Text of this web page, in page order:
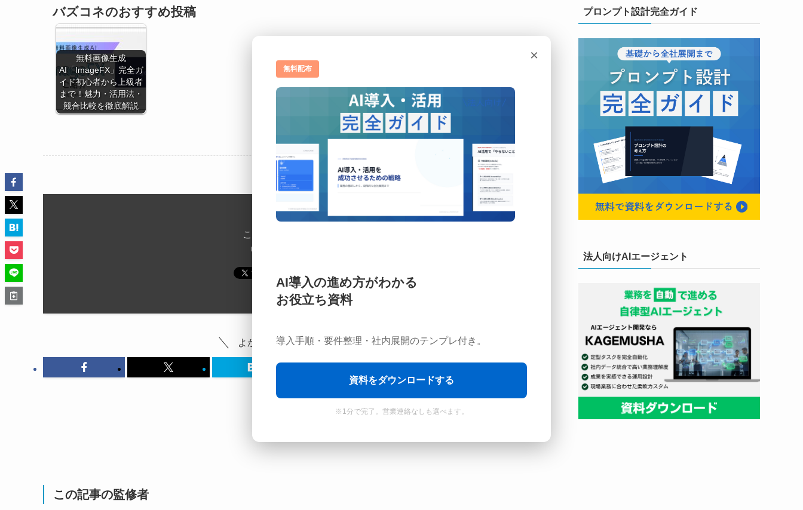
バズコネのおすすめ投稿
無料画像生成
AI「ImageFX」完全ガ
イド初心者から上級者
まで！魅力・活用法・
競合比較を徹底解説
この記事が気に入ったら
よかったらシェアしてね！
採用支援サービス「RecUP」内の記事にてご紹介いただきまし
この記事の監修者
プロンプト設計完全ガイド
法人向けAIエージェント
×
無料配布
AI導入の進め方がわかる
お役立ち資料
導入手順・要件整理・社内展開のテンプレ付き。
資料をダウンロードする
※1分で完了。営業連絡なしも選べます。